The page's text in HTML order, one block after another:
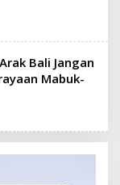
Bali Jangan
Mabuk-